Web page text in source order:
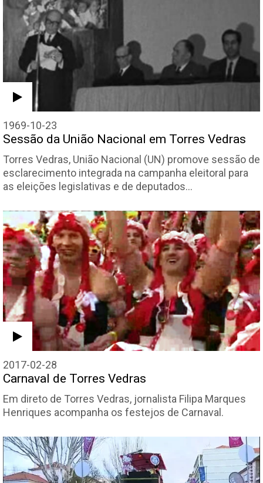
1969-10-23
Sessão da União Nacional em Torres Vedras
Torres Vedras, União Nacional (UN) promove sessão de
esclarecimento integrada na campanha eleitoral para
as eleições legislativas e de deputados…
2017-02-28
Carnaval de Torres Vedras
Em direto de Torres Vedras, jornalista Filipa Marques
Henriques acompanha os festejos de Carnaval.